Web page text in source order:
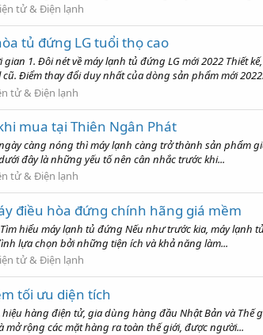
tử & Điện lạnh
tủ đứng LG tuổi thọ cao
1. Đôi nét về máy lạnh tủ đứng LG mới 2022 Thiết
Điểm thay đổi duy nhất của dòng sản phẩm mới
tử & Điện lạnh
mua tại Thiên Ngân Phát
càng nóng thì máy lạnh càng trở thành sản
đây là những yếu tố nên cân nhắc trước khi...
tử & Điện lạnh
điều hòa đứng chính hãng giá mềm
hiểu máy lạnh tủ đứng Nếu như trước kia, máy
lựa chọn bởi những tiện ích và khả năng làm...
tử & Điện lạnh
tối ưu diện tích
hàng điện tử, gia dùng hàng đầu Nhật Bản và Thế
rộng các mặt hàng ra toàn thế giới, được người...